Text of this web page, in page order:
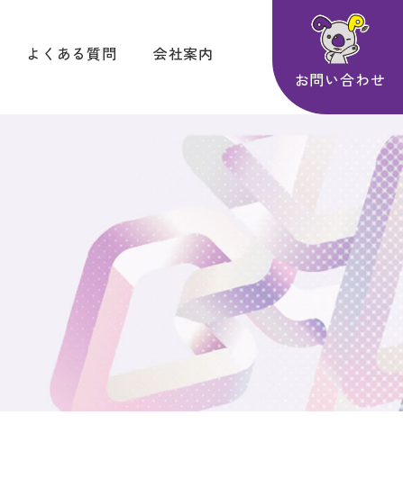
よくある質問
会社案内
お問い合わせ